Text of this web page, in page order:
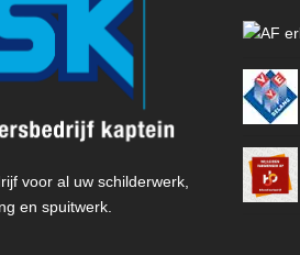
voor al uw schilderwerk,
en spuitwerk.